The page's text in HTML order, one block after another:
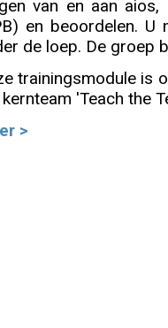
van en aan aios,
en beoordelen. U
de loep. De groep
trainingsmodule is
'Teach the
>